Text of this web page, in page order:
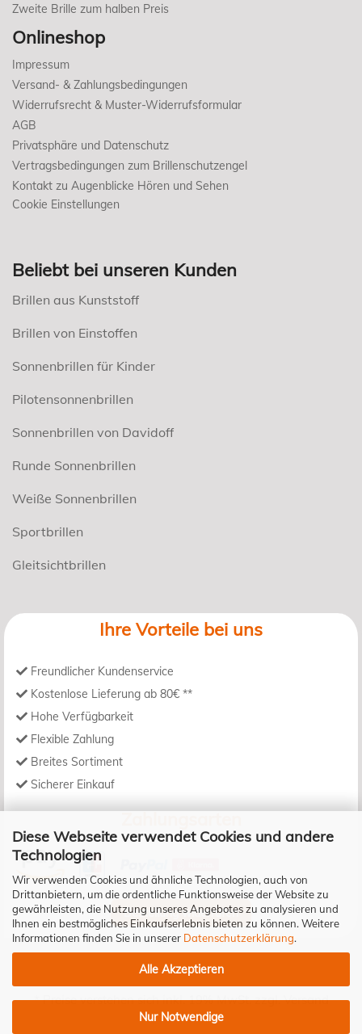
Diese Webseite verwendet Cookies und andere
Technologien
Wir verwenden Cookies und ähnliche Technologien, auch von
Drittanbietern, um die ordentliche Funktionsweise der Website zu
gewährleisten, die Nutzung unseres Angebotes zu analysieren und
Ihnen ein bestmögliches Einkaufserlebnis bieten zu können. Weitere
Informationen finden Sie in unserer Datenschutzerklärung.
Alle Akzeptieren
Nur Notwendige
Zweite Brille zum halben Preis
Onlineshop
Impressum
Versand- & Zahlungsbedingungen
Widerrufsrecht & Muster-Widerrufsformular
AGB
Privatsphäre und Datenschutz
Vertragsbedingungen zum Brillenschutzengel
Kontakt zu Augenblicke Hören und Sehen
Cookie Einstellungen
Beliebt bei unseren Kunden
Brillen aus Kunststoff
Brillen von Einstoffen
Sonnenbrillen für Kinder
Pilotensonnenbrillen
Sonnenbrillen von Davidoff
Runde Sonnenbrillen
Weiße Sonnenbrillen
Sportbrillen
Gleitsichtbrillen
Ihre Vorteile bei uns
Freundlicher Kundenservice
Kostenlose Lieferung ab 80€ **
Hohe Verfügbarkeit
Flexible Zahlung
Breites Sortiment
Sicherer Einkauf
Bestellung widerrufen
* Preise verstehen sich inkl. 19% MwSt. zzgl.Versand